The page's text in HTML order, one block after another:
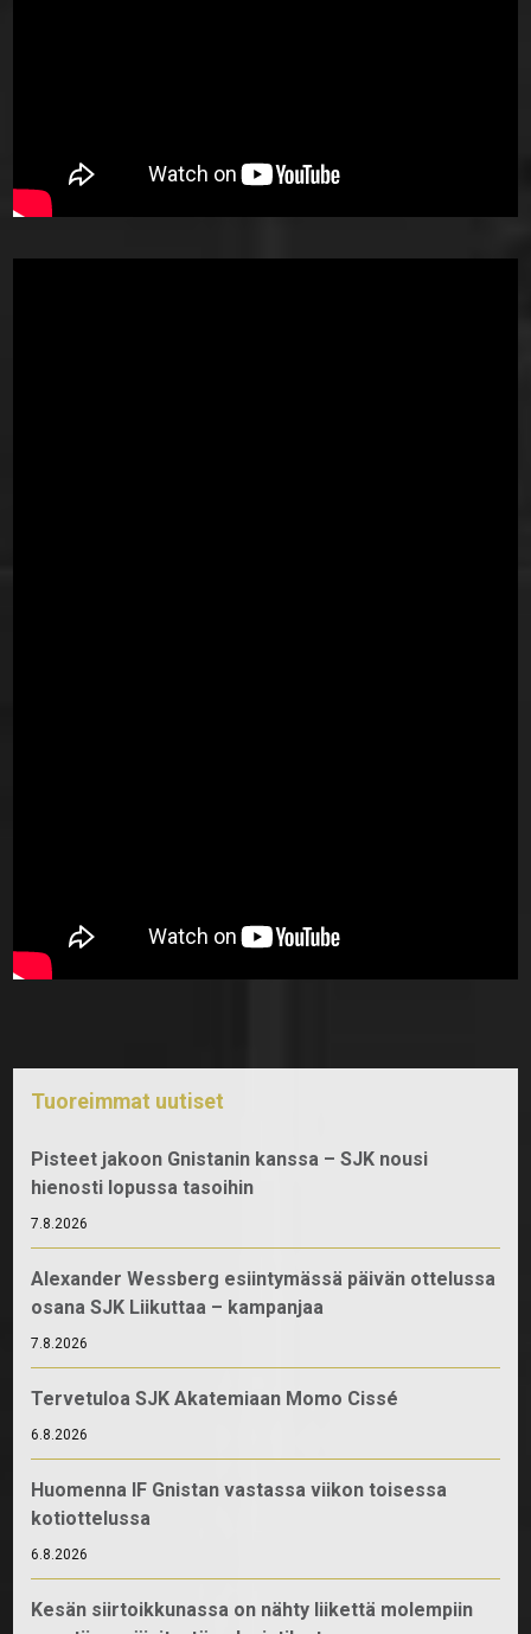
Tuoreimmat uutiset
Pisteet jakoon Gnistanin kanssa – SJK nousi
hienosti lopussa tasoihin
7.8.2026
Alexander Wessberg esiintymässä päivän ottelussa
osana SJK Liikuttaa – kampanjaa
7.8.2026
Tervetuloa SJK Akatemiaan Momo Cissé
6.8.2026
Huomenna IF Gnistan vastassa viikon toisessa
kotiottelussa
6.8.2026
Kesän siirtoikkunassa on nähty liikettä molempiin